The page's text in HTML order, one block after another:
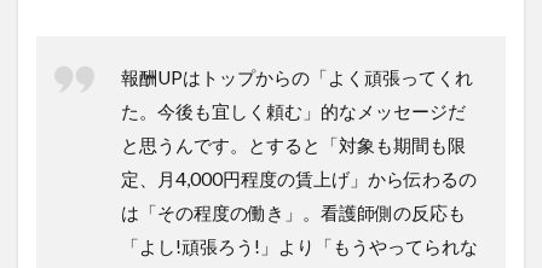
報酬UPはトップからの「よく頑張ってくれ
た。今後も宜しく頼む」的なメッセージだ
と思うんです。とすると「対象も期間も限
定、月4,000円程度の賃上げ」から伝わるの
は「その程度の働き」。看護師側の反応も
「よし!頑張ろう!」より「もうやってられな